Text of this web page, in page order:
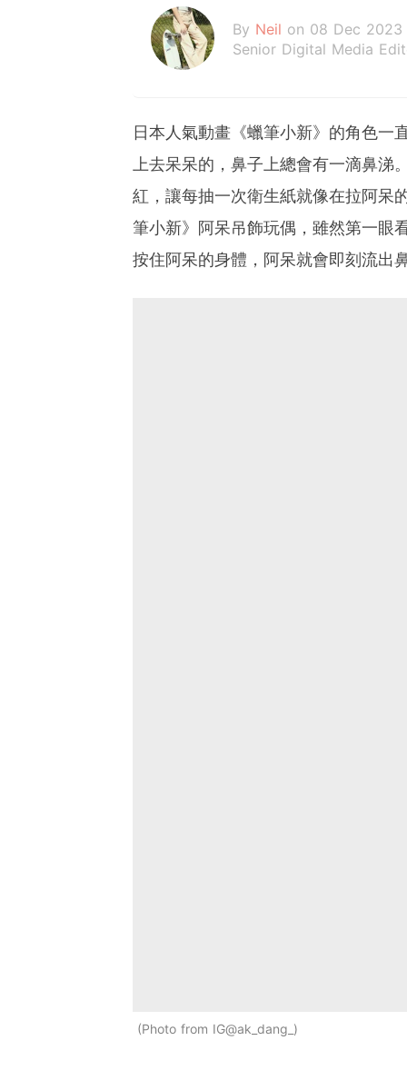
By Neil on 08 Dec 2023
Senior Digital Media
日本人氣動畫《蠟筆小新》的角色一
上去呆呆的，鼻子上總會有一滴鼻涕
紅，讓每抽一次衛生紙就像在拉阿呆
筆小新》阿呆吊飾玩偶，雖然第一眼
按住阿呆的身體，阿呆就會即刻流出
Photo from IG@ak_dang_